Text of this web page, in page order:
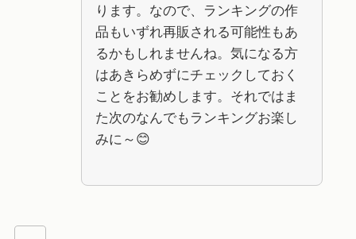
ります。なので、ランキングの作
品もいずれ再販される可能性もあ
るかもしれませんね。気になる方
はあきらめずにチェックしておく
ことをお勧めします。それではま
た次のなんでもランキングお楽し
みに～😊